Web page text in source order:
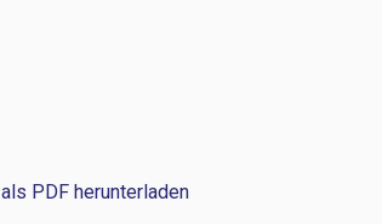
PDF herunterladen